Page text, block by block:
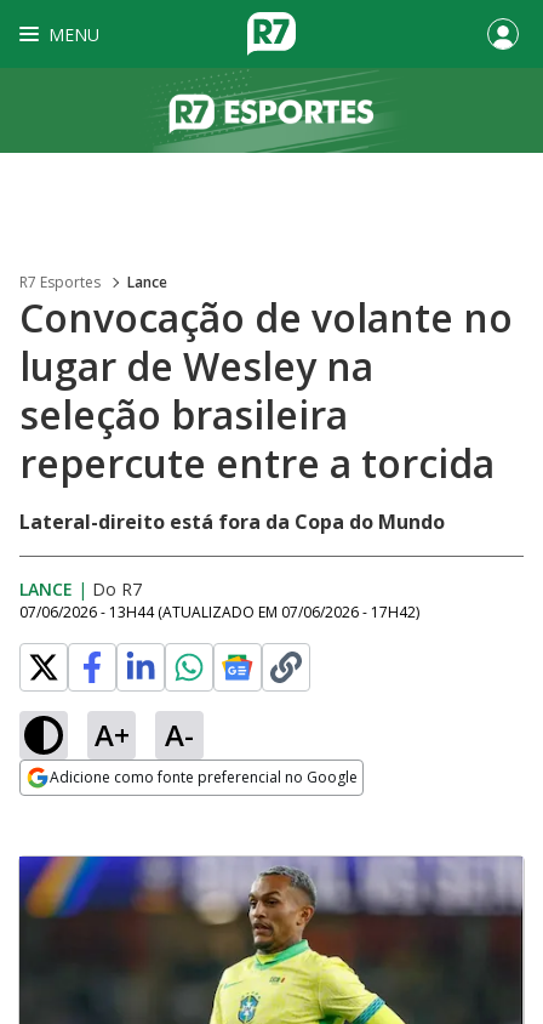
MENU
R7 Esportes Lance
Convocação de volante no
lugar de Wesley na
seleção brasileira
repercute entre a torcida
Lateral-direito está fora da Copa do Mundo
LANCE | Do R7
07/06/2026 - 13H44 (ATUALIZADO EM 07/06/2026 - 17H42)
A+ A-
Adicione como fonte preferencial no Google